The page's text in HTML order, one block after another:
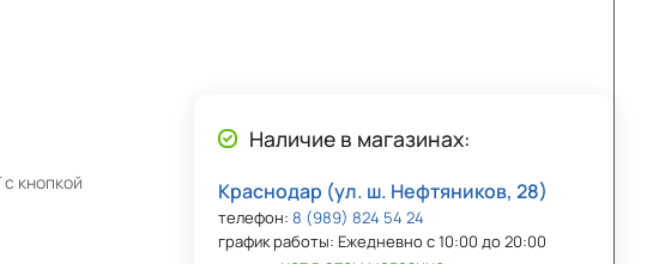
кнопкой
Наличие в магазинах:
Краснодар (ул. ш. Нефтяников, 28)
телефон: 8 (989) 824 54 24
график работы: Ежедневно с 10:00 до 20:00